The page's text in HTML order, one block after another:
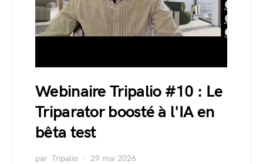
Webinaire Tripalio #10 : Le
Triparator boosté à l'IA en
bêta test
par Tripalio 29 mai 2026